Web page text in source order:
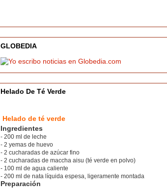
GLOBEDIA
Helado De Té Verde
Helado de té verde
Ingredientes
- 200 ml de leche
- 2 yemas de huevo
- 2 cucharadas de azúcar fino
- 2 cucharadas de maccha aisu (té verde en polvo)
- 100 ml de agua caliente
- 200 ml de nata líquida espesa, ligeramente montada
Preparación